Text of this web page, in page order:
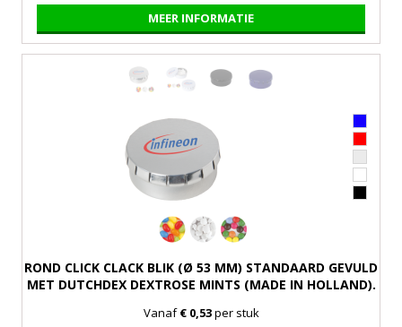
MEER INFORMATIE
ROND CLICK CLACK BLIK (Ø 53 MM) STANDAARD GEVULD
MET DUTCHDEX DEXTROSE MINTS (MADE IN HOLLAND).
EUROPA.
Vanaf€ 0,53per stuk